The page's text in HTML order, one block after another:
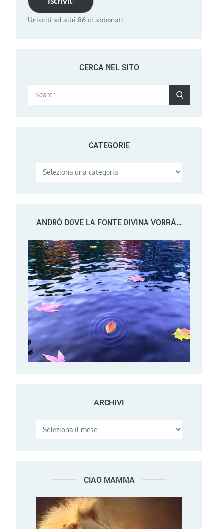
Unisciti ad altri 86 di abbonati
CERCA NEL SITO
Search
CATEGORIE
Categorie
ANDRÒ DOVE LA FONTE DIVINA VORRÀ…
ARCHIVI Archivi
CIAO MAMMA